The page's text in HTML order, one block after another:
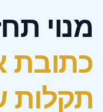
מנוי
תקלות